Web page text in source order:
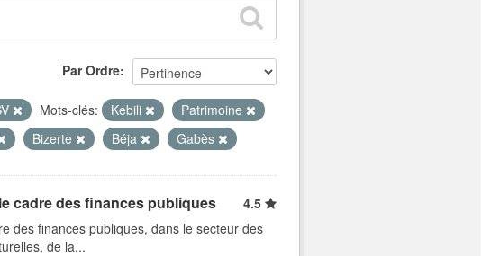
Par Ordre
Mots-clés: Kebili
Patrimoine
Bizerte Béja Gabès
cadre des finances publiques
4.5
des finances publiques, dans le secteur des
de la...